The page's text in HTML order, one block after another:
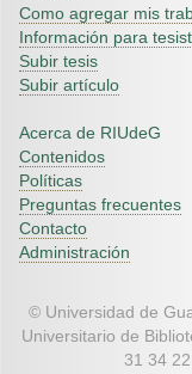
Como agregar mis
Información para
Subir tesis
Subir artículo
Acerca de RIUdeG
Contenidos
Políticas
Preguntas frecuentes
Contacto
Administración
© Universidad de
Universitario de
31 34